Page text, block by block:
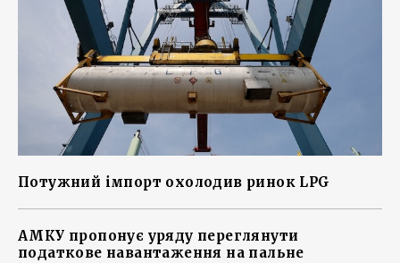
Потужний імпорт охолодив ринок LPG
АМКУ пропонує уряду переглянути
податкове навантаження на пальне